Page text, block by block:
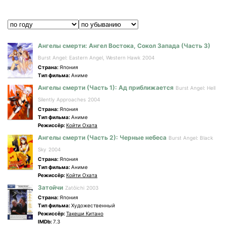
Ангелы смерти: Ангел Востока, Сокол Запада (Часть 3)
Burst Angel: Eastern Angel, Western Hawk 2004
Страна: Япония
Tип фильма:Аниме
Ангелы смерти (Часть 1): Ад приближается Burst Angel: Hell
Silently Approaches 2004
Страна: Япония
Tип фильма:Аниме
Режиссёр:Койти Охата
Ангелы смерти (Часть 2): Черные небеса Burst Angel: Black
Sky 2004
Страна: Япония
Tип фильма:Аниме
Режиссёр:Койти Охата
Затойчи Zatôichi 2003
Страна: Япония
Tип фильма:Художественный
Режиссёр:Такеши Китано
IMDb:7.3